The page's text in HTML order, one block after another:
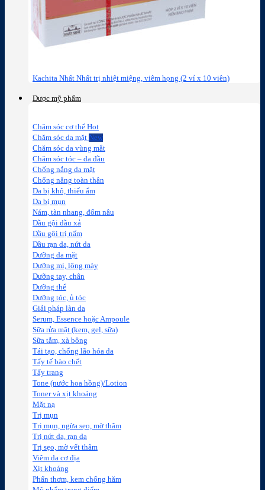
Kachita Nhất Nhất trị nhiệt miệng, viêm họng (2 vỉ x 10 viên)
Dược mỹ phẩm
Chăm sóc cơ thể
Chăm sóc da mặt
Chăm sóc da vùng mắt
Chăm sóc tóc – da đầu
Chống nắng da mặt
Chống nắng toàn thân
Da bị khô, thiếu ẩm
Da bị mụn
Nám, tàn nhang, đốm nâu
Dầu gội dầu xả
Dầu gội trị nấm
Dầu rạn da, nứt da
Dưỡng da mặt
Dưỡng mi, lông mày
Dưỡng tay, chân
Dưỡng thể
Dưỡng tóc, ủ tóc
Giải pháp làn da
Serum, Essence hoặc Ampoule
Sữa rửa mặt (kem, gel, sữa)
Sữa tắm, xà bông
Tái tạo, chống lão hóa da
Tẩy tế bào chết
Tẩy trang
Tone (nước hoa hồng)/Lotion
Toner và xịt khoáng
Mặt nạ
Trị mụn
Trị mụn, ngừa sẹo, mờ thâm
Trị nứt da, rạn da
Trị sẹo, mờ vết thâm
Viêm da cơ địa
Xịt khoáng
Phấn thơm, kem chống hăm